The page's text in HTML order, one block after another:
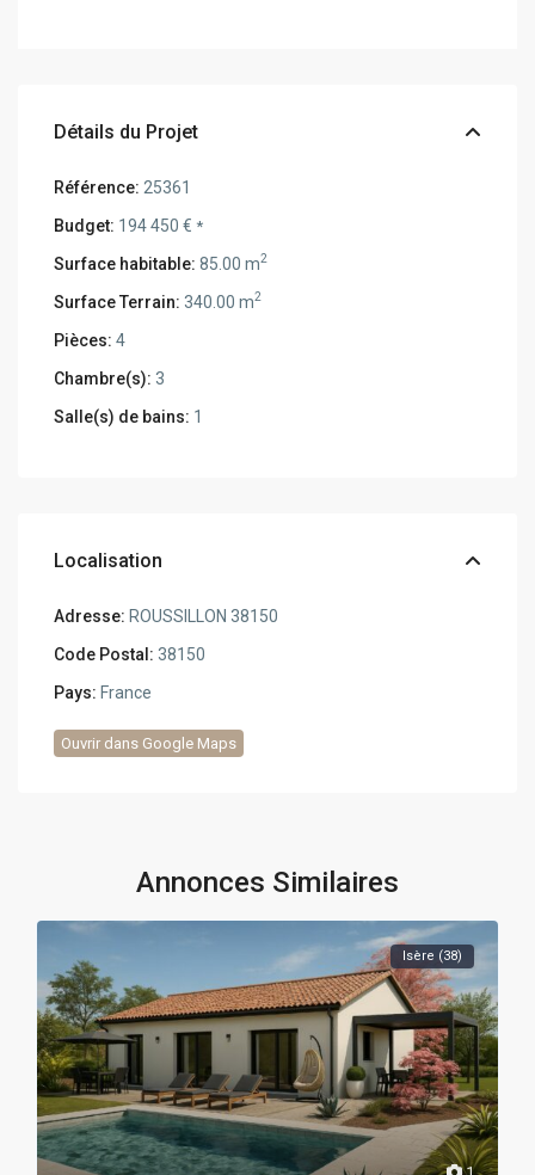
Détails du Projet
Référence: 25361
Budget: 194 450 €*
Surface habitable: 85.00 m2
Surface Terrain: 340.00 m2
Pièces: 4
Chambre(s): 3
Salle(s) de bains: 1
Localisation
Adresse: ROUSSILLON 38150
Code Postal: 38150
Pays: France
Ouvrir dans Google Maps
Annonces Similaires
Isère (38)